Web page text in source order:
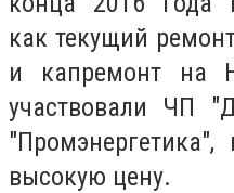
как текущий
и капремонт на
участвовали ЧП
высокую цену.